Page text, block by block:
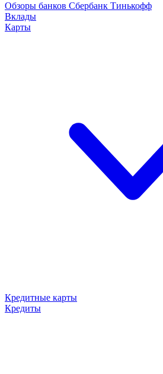
Обзоры банков Сбербанк Тинькофф
Вклады
Карты
Кредитные карты
Кредиты